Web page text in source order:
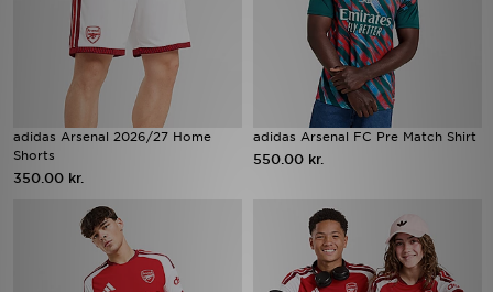
adidas Arsenal 2026/27 Home
Shorts
350.00 kr.
adidas Arsenal FC Pre Match Shirt
550.00 kr.